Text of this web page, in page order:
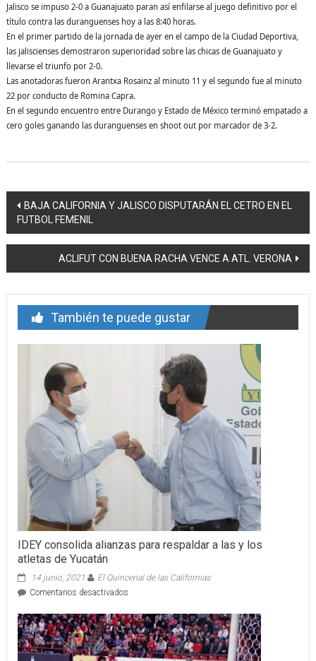
Jalisco se impuso 2-0 a Guanajuato paran así enfilarse al juego definitivo por el
título contra las duranguenses hoy a las 8:40 horas.
En el primer partido de la jornada de ayer en el campo de la Ciudad Deportiva,
las jaliscienses demostraron superioridad sobre las chicas de Guanajuato y
llevarse el triunfo por 2-0.
Las anotadoras fueron Arantxa Rosainz al minuto 11 y el segundo fue al minuto
22 por conducto de Romina Capra.
En el segundo encuentro entre Durango y Estado de México terminó empatado a
cero goles ganando las duranguenses en shoot out por marcador de 3-2.
Navegación
de
entrada
BAJA CALIFORNIA Y JALISCO DISPUTARÁN EL CETRO EN EL
FUTBOL FEMENIL
ACLIFUT CON BUENA RACHA VENCE A ATL. VERONA
También te puede gustar
IDEY consolida alianzas para respaldar a las y los
atletas de Yucatán
14 junio, 2021
El Quincenal de las Californias
Comentarios desactivadosen
consolida
alianzas
para
respaldar